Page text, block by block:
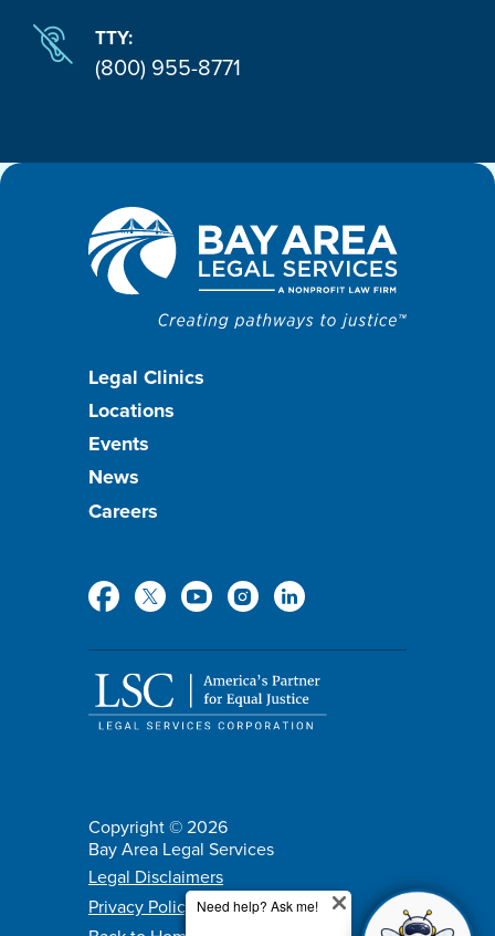
TTY:
(800) 955-8771
Footer
menu
Legal Clinics
Locations
Events
News
Careers
Media
Copyright © 2026
Bay Area Legal Services
Policy
menu
Legal Disclaimers
Privacy Policy